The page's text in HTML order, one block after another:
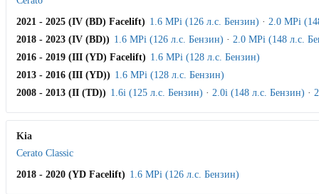
2021 - 2025 (IV (BD) Facelift) 1.6 MPi (126 л.с. Бензин) · 2.0 MPi
2018 - 2023 (IV (BD)) 1.6 MPi (126 л.с. Бензин) · 2.0 MPi (148 л.с.
2016 - 2019 (III (YD) Facelift) 1.6 MPi (128 л.с. Бензин)
2013 - 2016 (III (YD)) 1.6 MPi (128 л.с. Бензин)
2008 - 2013 (II (TD)) 1.6i (125 л.с. Бензин) · 2.0i (148 л.с. Бензин) ·
Kia
Cerato Classic
2018 - 2020 (YD Facelift) 1.6 MPi (126 л.с. Бензин)